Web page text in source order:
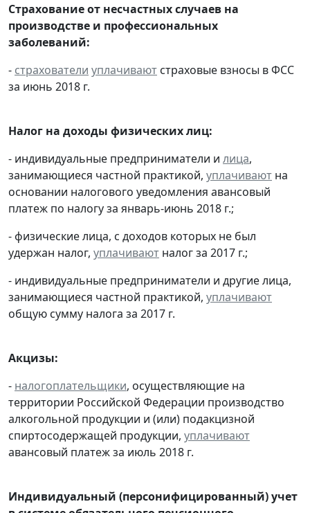
Страхование от несчастных случаев на
производстве и профессиональных
заболеваний:
- страхователи уплачивают страховые взносы в ФСС
за июнь 2018 г.
Налог на доходы физических лиц:
- индивидуальные предприниматели и лица,
занимающиеся частной практикой, уплачивают на
основании налогового уведомления авансовый
платеж по налогу за январь-июнь 2018 г.;
- физические лица, с доходов которых не был
удержан налог, уплачивают налог за 2017 г.;
- индивидуальные предприниматели и другие лица,
занимающиеся частной практикой, уплачивают
общую сумму налога за 2017 г.
Акцизы:
- налогоплательщики, осуществляющие на
территории Российской Федерации производство
алкогольной продукции и (или) подакцизной
спиртосодержащей продукции, уплачивают
авансовый платеж за июль 2018 г.
Индивидуальный (персонифицированный) учет